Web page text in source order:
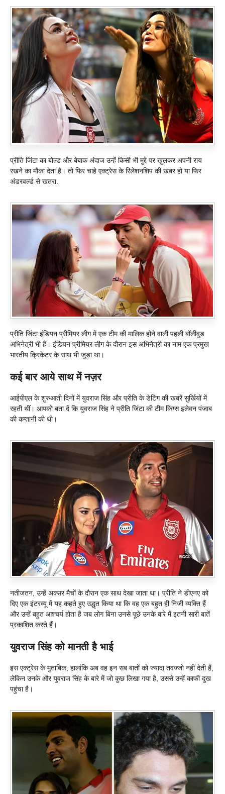
प्रीति जिंटा का बोल्ड और बेबाक अंदाज उन्हें किसी भी मुद्दे पर खुलकर अपनी राय
रखने का मौका देता है। तो फिर चाहे एक्ट्रेस के रिलेशनशिप की खबर हो या फिर
अंडरवर्ल्ड से खतरा.
प्रीति जिंटा इंडियन प्रीमियर लीग में एक टीम की मालिक होने वाली पहली बॉलीवुड
अभिनेत्री भी हैं। इंडियन प्रीमियर लीग के दौरान इस अभिनेत्री का नाम एक प्रमुख
भारतीय क्रिकेटर के साथ भी जुड़ा था।
कई बार आये साथ में नज़र
आईपीएल के शुरुआती दिनों में युवराज सिंह और प्रीति के डेटिंग की खबरें सुर्खियों में
रहती थीं। आपको बता दें कि युवराज सिंह ने प्रीति जिंटा की टीम किंग्स इलेवन पंजाब
की कप्तानी की थी।
नतीजतन, उन्हें अक्सर मैचों के दौरान एक साथ देखा जाता था। प्रीति ने डीएनए को
दिए एक इंटरव्यू में यह कहते हुए उद्धृत किया था कि वह एक बहुत ही निजी व्यक्ति हैं
और उन्हें बहुत आश्चर्य होता है जब लोग बिना उनसे पूछे उनके बारे में इतनी सारी बातें
प्रकाशित करते हैं।
युवराज सिंह को मानती है भाई
इस एक्ट्रेस के मुताबिक, हालांकि अब वह इन सब बातों को ज्यादा तवज्जो नहीं देती हैं,
लेकिन उनके और युवराज सिंह के बारे में जो कुछ लिखा गया है, उससे उन्हें काफी दुख
पहुंचा है।